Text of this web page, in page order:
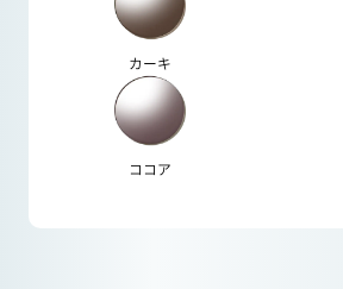
カーキ
ココア